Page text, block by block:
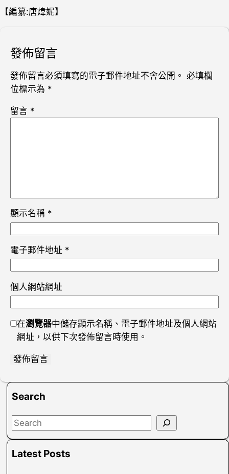
【編纂:唐煒妮】
發佈留言
發佈留言必須填寫的電子郵件地址不會公開。 必填欄
位標示為 *
留言 *
顯示名稱 *
電子郵件地址 *
個人網站網址
在瀏覽器中儲存顯示名稱、電子郵件地址及個人網站
網址，以供下次發佈留言時使用。
Search
S
aLatest Posts